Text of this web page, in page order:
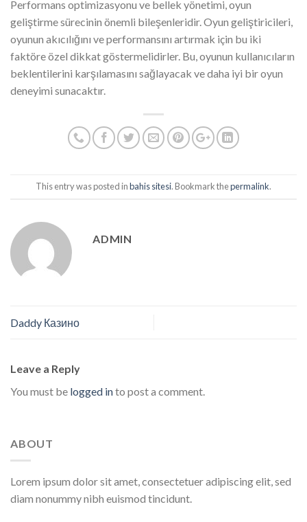
Performans optimizasyonu ve bellek yönetimi, oyun
geliştirme sürecinin önemli bileşenleridir. Oyun geliştiricileri,
oyunun akıcılığını ve performansını artırmak için bu iki
faktöre özel dikkat göstermelidirler. Bu, oyunun kullanıcıların
beklentilerini karşılamasını sağlayacak ve daha iyi bir oyun
deneyimi sunacaktır.
This entry was posted inbahis sitesi. Bookmark thepermalink.
ADMIN
Daddy Казино
Leave a Reply
You must be logged into post a comment.
ABOUT
Lorem ipsum dolor sit amet, consectetuer adipiscing elit, sed
diam nonummy nibh euismod tincidunt.